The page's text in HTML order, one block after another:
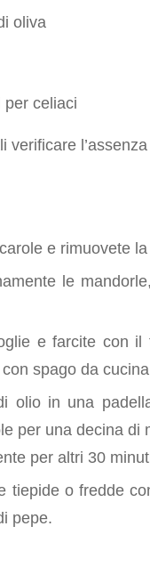
oliva
per celiaci
verificare
e rimuovete
le
e farcite con il
spago da
olio in una
per una decina di
per altri 30
tiepide o fredde
pepe.